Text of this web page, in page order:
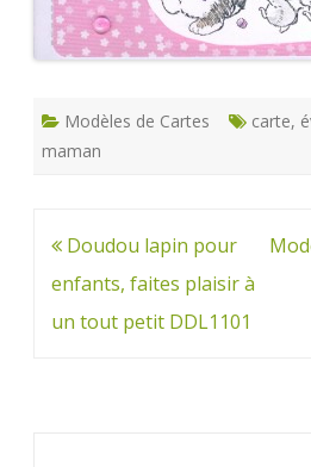
Modèles de Cartes carte,
maman
Navigation
de
l’article
Doudou lapin pour
enfants, faites plaisir à
un tout petit DDL1101